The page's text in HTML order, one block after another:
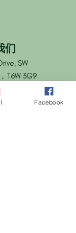
们
SW
T6W 3G9
4938
Facebook